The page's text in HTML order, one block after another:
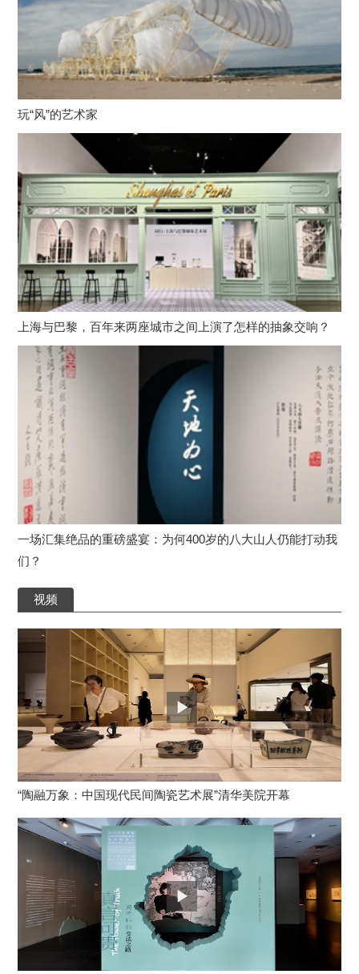
玩“风”的艺术家
上海与巴黎，百年来两座城市之间上演了怎样的抽象交响？
一场汇集绝品的重磅盛宴：为何400岁的八大山人仍能打动我
们？
视频
“陶融万象：中国现代民间陶瓷艺术展”清华美院开幕